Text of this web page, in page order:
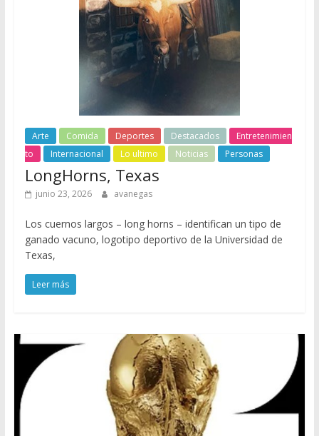
Arte Comida Deportes Destacados
Entretenimien
to
Internacional Lo ultimo Noticias Personas
LongHorns, Texas
junio 23, 2026 avanegas
Los cuernos largos – long horns – identifican un tipo de
ganado vacuno, logotipo deportivo de la Universidad de
Texas,
Leer más